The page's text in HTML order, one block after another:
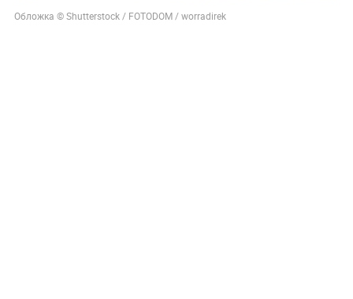
Обложка © Shutterstock / FOTODOM / worradirek